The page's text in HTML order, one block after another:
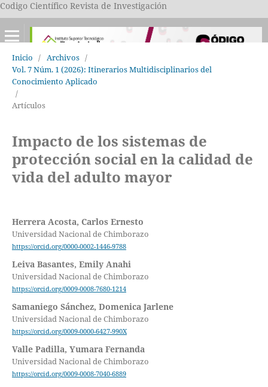
Codigo Científico Revista de Investigación
Inicio / Archivos /
Vol. 7 Núm. 1 (2026): Itinerarios Multidisciplinarios del
Conocimiento Aplicado
/
Artículos
Impacto de los sistemas de
protección social en la calidad de
vida del adulto mayor
Herrera Acosta, Carlos Ernesto
Universidad Nacional de Chimborazo
https://orcid.org/0000-0002-1446-9788
Leiva Basantes, Emily Anahi
Universidad Nacional de Chimborazo
https://orcid.org/0009-0008-7680-1214
Samaniego Sánchez, Domenica Jarlene
Universidad Nacional de Chimborazo
https://orcid.org/0009-0000-6427-990X
Valle Padilla, Yumara Fernanda
Universidad Nacional de Chimborazo
https://orcid.org/0009-0008-7040-6889